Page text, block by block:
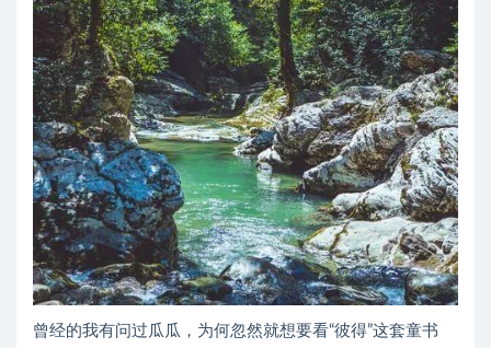
曾经的我有问过瓜瓜，为何忽然就想要看“彼得”这套童书